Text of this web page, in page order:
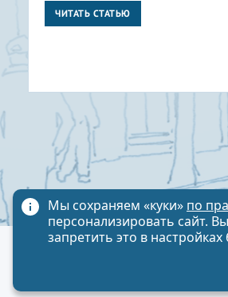
ЧИТАТЬ СТАТЬЮ
Политика обработки
Мы сохраняем «куки» по
персонализировать сайт.
запретить это в настройках